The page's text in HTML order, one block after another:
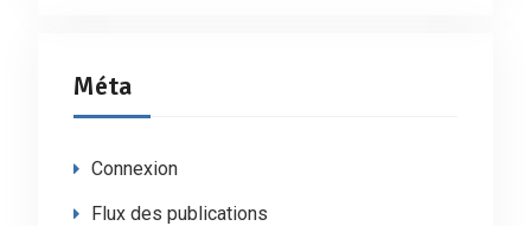
Méta
Connexion
Flux des publications